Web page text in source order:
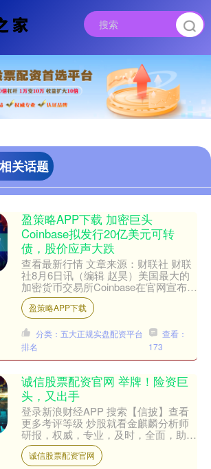
关话题
盈策略APP下载 加密巨头
Coinbase拟发行20亿美元可转
债，股价应声大跌
查看最新行情 文章来源：财联社 财联
社8月6日讯（编辑 赵昊）美国最大的
加密货币交易所Coinbase在官网宣布，
公司计划发行20亿美元可转债筹集资
金，这也是加....
盈策略APP下载
分类：五大正规实盘配资平台
排名
查看：
173
诚信股票配资官网 举牌！险资巨
头，又出手
登录新浪财经APP 搜索【信披】查看
更多考评等级 炒股就看金麒麟分析师
研报，权威，专业，及时，全面，助您
挖掘潜力主题机会！ 来源：中国基金
报 中国基金报记者 含....
诚信股票配资官网